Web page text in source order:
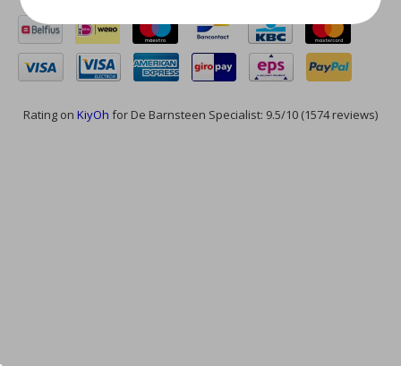
Rating on KiyOh for De Barnsteen Specialist: 9.5/10 (1574 reviews)